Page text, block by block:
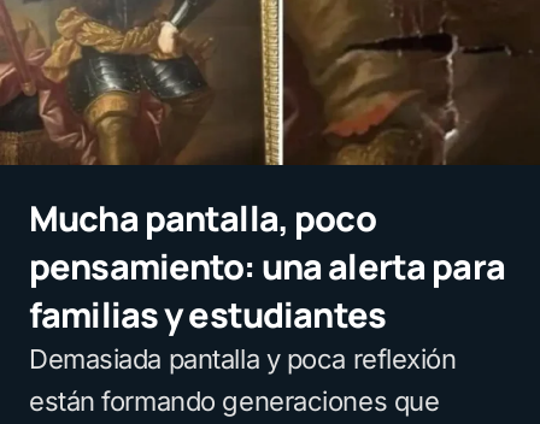
Mucha pantalla, poco
pensamiento: una alerta para
familias y estudiantes
Demasiada pantalla y poca reflexión
están formando generaciones que